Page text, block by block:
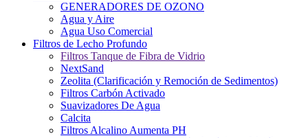
GENERADORES DE OZONO
Agua y Aire
Agua Uso Comercial
Filtros de Lecho Profundo
Filtros Tanque de Fibra de Vidrio
NextSand
Zeolita (Clarificación y Remoción de Sedimentos)
Filtros Carbón Activado
Suavizadores De Agua
Calcita
Filtros Alcalino Aumenta PH